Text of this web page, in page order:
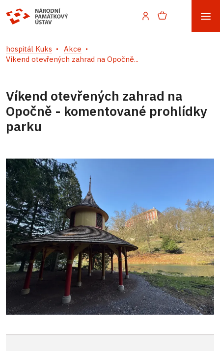
hospitál Kuks
Akce
Víkend otevřených zahrad na Opočně...
Víkend otevřených zahrad na
Opočně - komentované prohlídky
parku